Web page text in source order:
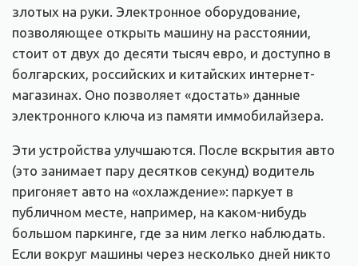
злотых на руки. Электронное оборудование,
позволяющее открыть машину на расстоянии,
стоит от двух до десяти тысяч евро, и доступно в
болгарских, российских и китайских интернет-
магазинах. Оно позволяет «достать» данные
электронного ключа из памяти иммобилайзера.
Эти устройства улучшаются. После вскрытия авто
(это занимает пару десятков секунд) водитель
пригоняет авто на «охлаждение»: паркует в
публичном месте, например, на каком-нибудь
большом паркинге, где за ним легко наблюдать.
Если вокруг машины через несколько дней никто